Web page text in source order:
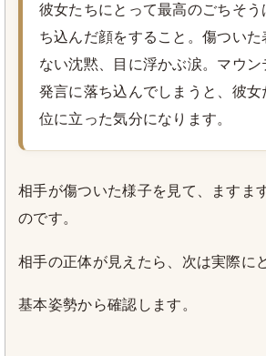
彼女たちにとって最高のごちそう
ち込んだ顔をすること。傷つい
ない沈黙、目に浮かぶ涙。マウ
発言に落ち込んでしまうと、彼
位に立った気分になります。
相手が傷ついた様子を見て、ますま
のです。
相手の正体が見えたら、次は実際に
基本姿勢から確認します。